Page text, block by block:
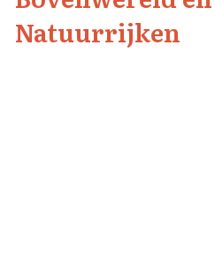
Natuurrijken